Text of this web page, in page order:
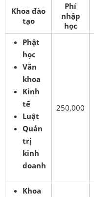
Khoa đào
tạo
Phí
nhập
học
Phật
học
Văn
khoa
Kinh
tế
Luật
Quản
trị
kinh
doanh
250,000
Khoa